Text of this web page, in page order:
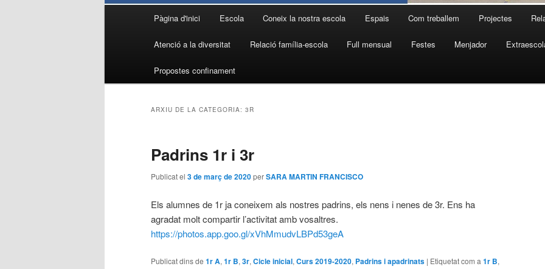
Aneu
al
contingut
principal
Aneu
al
contingut
secundari
Pàgina d'inici Escola Coneix la nostra escola Espais Com treballem Projectes
Atenció a la diversitat Relació família-escola Full mensual Festes Menjador
Propostes confinament
ARXIU DE LA CATEGORIA: 3R
Padrins 1r i 3r
Publicat el 3 de març de 2020perSARA MARTIN FRANCISCO
Els alumnes de 1r ja coneixem als nostres padrins, els nens i nenes de 3r. Ens ha
agradat molt compartir l’activitat amb vosaltres.
https://photos.app.goo.gl/xVhMmudvLBPd53geA
Publicat dins de 1r A, 1r B, 3r, Cicle inicial, Curs 2019-2020, Padrins i apadrinats | Etiquetat com a 1r B,